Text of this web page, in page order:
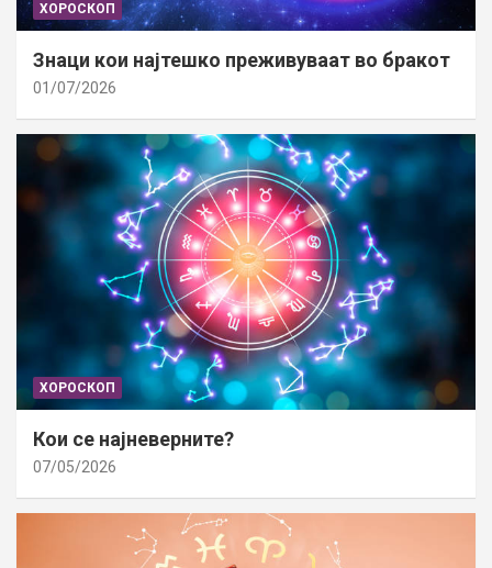
ХОРОСКОП
Знаци кои најтешко преживуваат во бракот
01/07/2026
ХОРОСКОП
Кои се најневерните?
07/05/2026